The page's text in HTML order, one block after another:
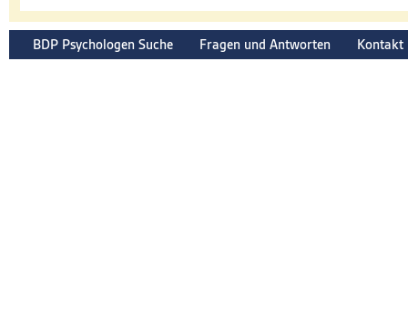
BDP Psychologen Suche Fragen und Antworten Kontakt